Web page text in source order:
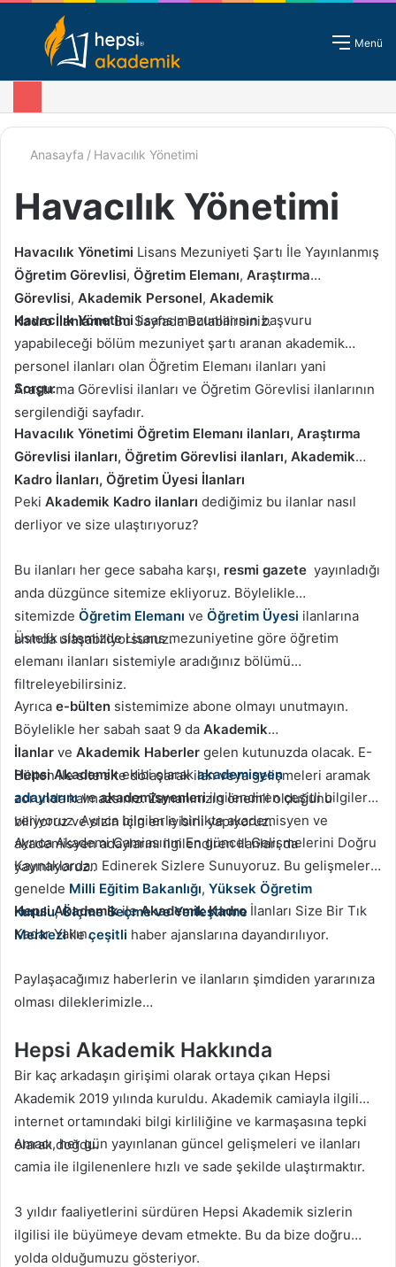
Giriş - Kayıt Menü
Anasayfa / Havacılık Yönetimi
Havacılık Yönetimi
Havacılık Yönetimi Lisans Mezuniyeti Şartı İle Yayınlanmış
Öğretim Görevlisi, Öğretim Elemanı, Araştırma
Görevlisi, Akademik Personel, Akademik
Kadro İlanlarınıBu Sayfada Bulabilirsiniz.
Havacılık Yönetimilisans mezunlarının başvuru
yapabileceği bölüm mezuniyet şartı aranan akademik
personel ilanları olan Öğretim Elemanı ilanları yani
Araştırma Görevlisi ilanları ve Öğretim Görevlisi ilanlarının
sergilendiği sayfadır.
Sorgu:
Havacılık Yönetimi Öğretim Elemanı ilanları, Araştırma
Görevlisi ilanları, Öğretim Görevlisi ilanları, Akademik
Kadro İlanları, Öğretim Üyesi İlanları
Peki Akademik Kadro ilanları dediğimiz bu ilanlar nasıl
derliyor ve size ulaştırıyoruz?
Bu ilanları her gece sabaha karşı, resmi gazete yayınladığı
anda düzgünce sitemize ekliyoruz. Böylelikle
sitemizde Öğretim Elemanı ve Öğretim Üyesi ilanlarına
anında ulaşabiliyorsunuz.
Üstelik sitemizde Lisans mezuniyetine göre öğretim
elemanı ilanları sistemiyle aradığınız bölümü
filtreleyebilirsiniz.
Ayrıca e-bülten sistemimize abone olmayı unutmayın.
Böylelikle her sabah saat 9 da Akademik
İlanlar ve Akademik Haberler gelen kutunuzda olacak. E-
Bülten ile site site dolaşarak ilan veya gelişmeleri aramak
zorunda kalmazsınız. Zamanınızın önemli olduğunu
biliyoruz ve sizin için en iyisini yapıyoruz.
Hepsi Akademikekibi olarakakademisyen
adaylarınıveakademisyenleriilgilendiren çeşitli bilgiler
veriyoruz. Ayrıca bilgilerle birlikte akademisyen ve
akademisyen adaylarını ilgilendiren ilanları da
yayınlıyoruz..
Ayrıca Akademi Camiasının En güncel Gelişmelerini Doğru
Kaynaklardan Edinerek Sizlere Sunuyoruz. Bu gelişmeler
genelde Milli Eğitim Bakanlığı, Yüksek Öğretim
Kurulu,Ölçme Seçme ve Yerleştirme
Merkezi ileçeşitli haber ajanslarına dayandırılıyor.
Hepsi AkademikileAkademik Kadroİlanları Size Bir Tık
Kadar Yakın.
Paylaşacağımız haberlerin ve ilanların şimdiden yararınıza
olması dileklerimizle…
Hepsi Akademik Hakkında
Bir kaç arkadaşın girişimi olarak ortaya çıkan Hepsi
Akademik 2019 yılında kuruldu. Akademik camiayla ilgili
internet ortamındaki bilgi kirliliğine ve karmaşasına tepki
olarak doğdu.
Amacı, her gün yayınlanan güncel gelişmeleri ve ilanları
camia ile ilgilenenlere hızlı ve sade şekilde ulaştırmaktır.
3 yıldır faaliyetlerini sürdüren Hepsi Akademik sizlerin
ilgilisi ile büyümeye devam etmekte. Bu da bize doğru
yolda olduğumuzu gösteriyor.